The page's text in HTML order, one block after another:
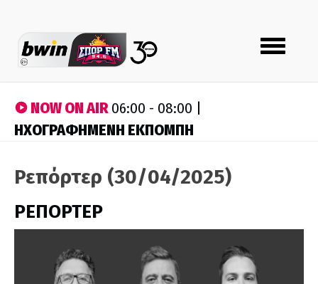
Toggle
navigation
NOW ON AIR06:00 - 08:00 |
ΗΧΟΓΡΑΦΗΜΕΝΗ ΕΚΠΟΜΠΗ
Ρεπόρτερ (30/04/2025)
ΡΕΠΟΡΤΕΡ